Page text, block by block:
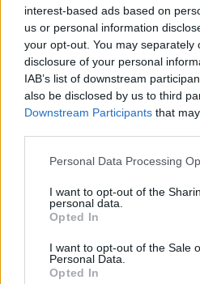
interest-based ads based on
us or personal information
your opt-out. You may separately
disclosure of your personal
IAB’s list of downstream
also be disclosed by us to third
Downstream Participants that
Personal Data Processing
I want to opt-out of the
personal data.
Opted In
I want to opt-out of the Sale
Personal Data.
Opted In
Photo 2/5
Εκτός και ο Ηλίας.